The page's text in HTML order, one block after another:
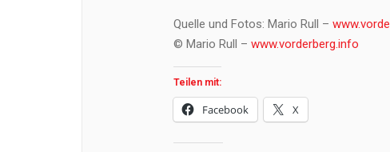
Quelle und Fotos: Mario Rull –
© Mario Rull – www.vorderberg.info
Teilen mit:
Facebook X